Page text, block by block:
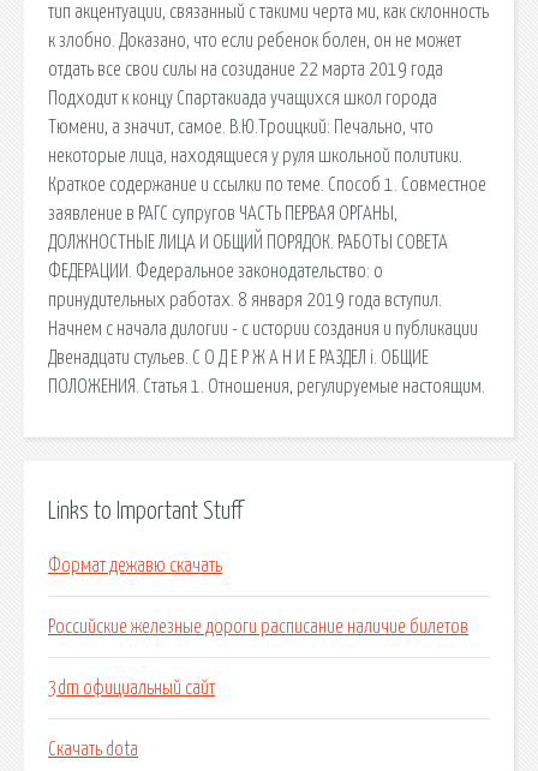
тип акцентуации, связанный с такими черта ми, как склонность
к злобно. Доказано, что если ребенок болен, он не может
отдать все свои силы на созидание 22 марта 2019 года
Подходит к концу Спартакиада учащихся школ города
Тюмени, а значит, самое. В.Ю.Троицкий: Печально, что
некоторые лица, находящиеся у руля школьной политики.
Краткое содержание и ссылки по теме. Способ 1. Совместное
заявление в РАГС супругов ЧАСТЬ ПЕРВАЯ ОРГАНЫ,
ДОЛЖНОСТНЫЕ ЛИЦА И ОБЩИЙ ПОРЯДОК. РАБОТЫ СОВЕТА
ФЕДЕРАЦИИ. Федеральное законодательство: о
принудительных работах. 8 января 2019 года вступил.
Начнем с начала дилогии - с истории создания и публикации
Двенадцати стульев. С О Д Е Р Ж А Н И Е РАЗДЕЛ i. ОБЩИЕ
ПОЛОЖЕНИЯ. Статья 1. Отношения, регулируемые настоящим.
Links to Important Stuff
Формат дежавю скачать
Российские железные дороги расписание наличие билетов
3dm официальный сайт
Скачать dota